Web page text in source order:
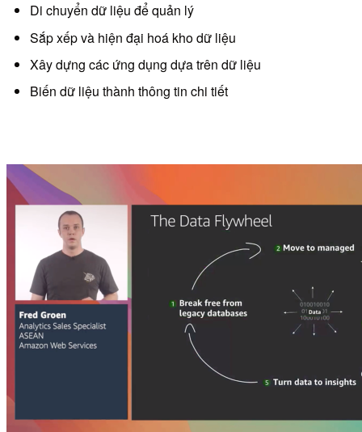
Di chuyển dữ liệu để quản lý
Sắp xếp và hiện đại hoá kho dữ liệu
Xây dựng các ứng dụng dựa trên dữ liệu
Biến dữ liệu thành thông tin chi tiết